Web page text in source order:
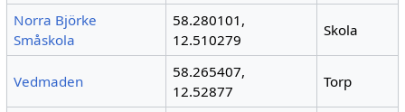
Norra Björke
Småskola
58.280101,
12.510279
Skola
Vedmaden
58.265407,
12.52877
Torp